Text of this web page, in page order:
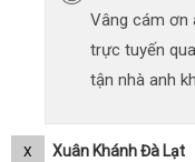
Vâng cám ơn
trực tuyến
tận nhà anh
X Xuân Khánh Đà Lạt